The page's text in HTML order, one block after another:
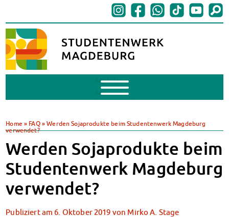
Mobile
Menu
BAföG beantragen
BAföG-FAQs
Dokumente
BAföG-Sprechstunden
Kredite & Stipendien
AnsprechpartnerInnen
Mensen & Cafeterien
Heute in unseren Mensen
Home » FAQ»Werden Sojaprodukte beim Studentenwerk Magdeburg
verwendet?
Werden Sojaprodukte beim
Studentenwerk Magdeburg
verwendet?
Publiziert am 6. Oktober 2019 von Mirko A. Stage